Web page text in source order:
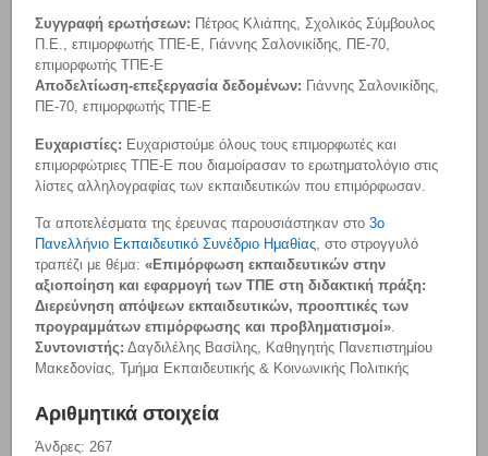
Συγγραφή ερωτήσεων: Πέτρος Κλιάπης, Σχολικός Σύμβουλος
Π.Ε., επιμορφωτής ΤΠΕ-Ε, Γιάννης Σαλονικίδης, ΠΕ-70,
επιμορφωτής ΤΠΕ-Ε
Αποδελτίωση-επεξεργασία δεδομένων: Γιάννης Σαλονικίδης,
ΠΕ-70, επιμορφωτής ΤΠΕ-Ε
Ευχαριστίες: Ευχαριστούμε όλους τους επιμορφωτές και
επιμορφώτριες ΤΠΕ-Ε που διαμοίρασαν το ερωτηματολόγιο στις
λίστες αλληλογραφίας των εκπαιδευτικών που επιμόρφωσαν.
Τα αποτελέσματα της έρευνας παρουσιάστηκαν στο3ο
Πανελλήνιο Εκπαιδευτικό Συνέδριο Ημαθίας, στο στρογγυλό
τραπέζι με θέμα:«Επιμόρφωση εκπαιδευτικών στην
αξιοποίηση και εφαρμογή των ΤΠΕ στη διδακτική πράξη:
Διερεύνηση απόψεων εκπαιδευτικών, προοπτικές των
προγραμμάτων επιμόρφωσης και προβληματισμοί».
Συντονιστής: Δαγδιλέλης Βασίλης, Καθηγητής Πανεπιστημίου
Μακεδονίας, Τμήμα Εκπαιδευτικής & Κοινωνικής Πολιτικής
Αριθμητικά στοιχεία
Άνδρες: 267